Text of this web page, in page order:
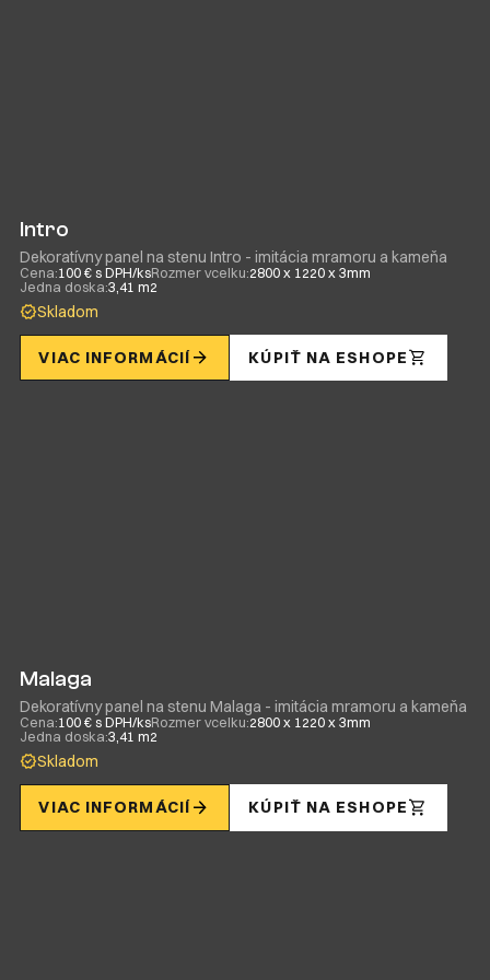
Intro
Dekoratívny panel na stenu Intro - imitácia mramoru a kameňa
Cena:100 € s DPH/ksRozmer vcelku:2800 x 1220 x 3mm
Jedna doska:3,41 m2
Skladom
VIAC INFORMÁCIÍ KÚPIŤ NA ESHOPE
Malaga
Dekoratívny panel na stenu Malaga - imitácia mramoru a kameňa
Cena:100 € s DPH/ksRozmer vcelku:2800 x 1220 x 3mm
Jedna doska:3,41 m2
Skladom
VIAC INFORMÁCIÍ KÚPIŤ NA ESHOPE